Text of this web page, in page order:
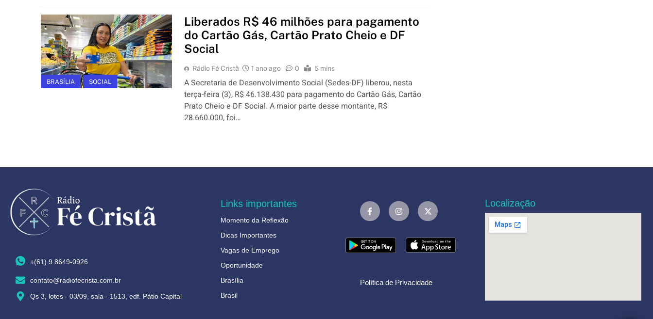
BRASÍLIA SOCIAL
Liberados R$ 46 milhões para pagamento
do Cartão Gás, Cartão Prato Cheio e DF
Social
Rádio Fé Cristã 1 ano ago 0 5 mins
A Secretaria de Desenvolvimento Social (Sedes-DF) liberou, nesta
terça-feira (3), R$ 46.138.430 para pagamento do Cartão Gás, Cartão
Prato Cheio e DF Social. A maior parte desse montante, R$
28.660.000, foi…
+(61) 9 8649-0926
contato@radiofecrista.com.br
Qs 3, lotes - 03/09, sala - 1513, edf. Pátio Capital
Links importantes
Momento da Reflexão
Dicas Importantes
Vagas de Emprego
Oportunidade
Brasília
Brasil
Política de Privacidade
Localização